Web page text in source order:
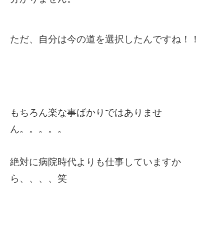
ただ、自分は今の道を選択したんですね！！
もちろん楽な事ばかりではありませ
ん。。。。。
絶対に病院時代よりも仕事していますか
ら、、、、笑